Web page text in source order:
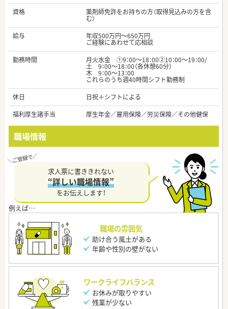
資格
薬剤師免許をお持ちの方（取得見込みの方を含
む）
給与
年収500万円～650万円
ご経験にあわせて応相談
勤務時間
月火水金 ①9：00～18：00②10：00～19：00/
土 9：00～18：00（各休憩60分）
木 9：00～13：00
これらのうち週40時間シフト勤務制
休日
日祝＋シフトによる
福利厚生諸手当
厚生年金／雇用保険／労災保険／その他健保
職場情報
求人票に書ききれない
“詳しい職場情報”
をお伝えします！
職場の雰囲気
助け合う風土がある
年齢や性別の壁がない
ワークライフバランス
お休みが取りやすい
残業が少ない